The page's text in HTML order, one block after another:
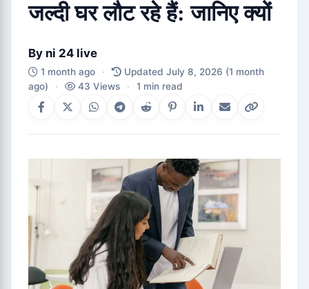
जल्दी घर लौट रहे हैं: जानिए क्यों
By ni 24 live
1 month ago · Updated July 8, 2026 (1 month
ago)
· 43 Views · 1 min read